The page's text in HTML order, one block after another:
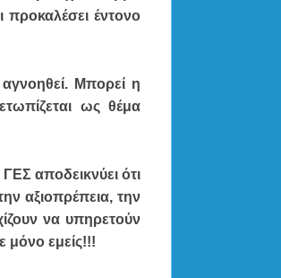
προκαλέσει έντονο
Μπορεί η
ως θέμα
αποδεικνύει ότι
αξιοπρέπεια, την
να υπηρετούν
μόνο εμείς!!!